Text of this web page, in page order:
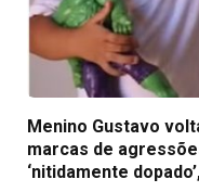
Menino Gustavo
marcas de
‘nitidamente